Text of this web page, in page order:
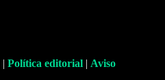
| Política editorial | Aviso